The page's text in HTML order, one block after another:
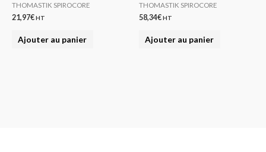
THOMASTIK SPIROCORE
21,97€HT
Ajouter au panier
THOMASTIK SPIROCORE
58,34€HT
Ajouter au panier